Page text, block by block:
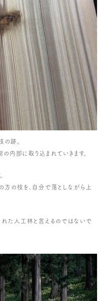
跡。
内部に取り込まれていきます。
の枝を、自分で落としながら上
た人工林と言えるのではないで